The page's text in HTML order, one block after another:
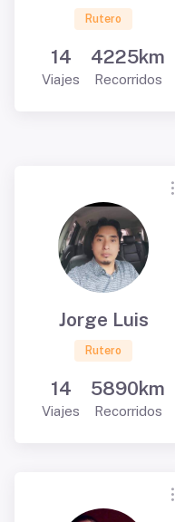
Rutero
14
Viajes
4225km
Recorridos
Jorge Luis
Rutero
14
Viajes
5890km
Recorridos